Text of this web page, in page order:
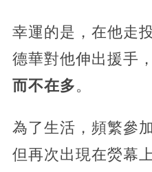
幸運的是，在他走
德華對他伸出援手，
而不在多。
為了生活，頻繁參
但再次出現在熒幕